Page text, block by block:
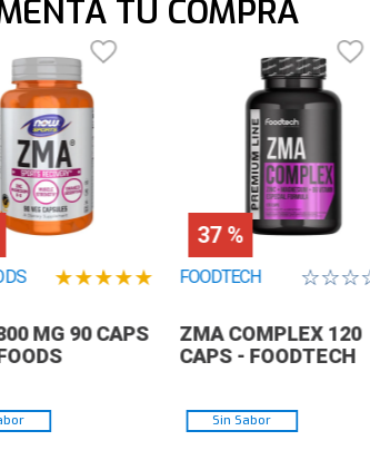
TU COMPRA
★★★★★
MG 90 CAPS
37 %
FOODTECH ☆☆☆
ZMA COMPLEX 120
CAPS - FOODTECH
Sin Sabor